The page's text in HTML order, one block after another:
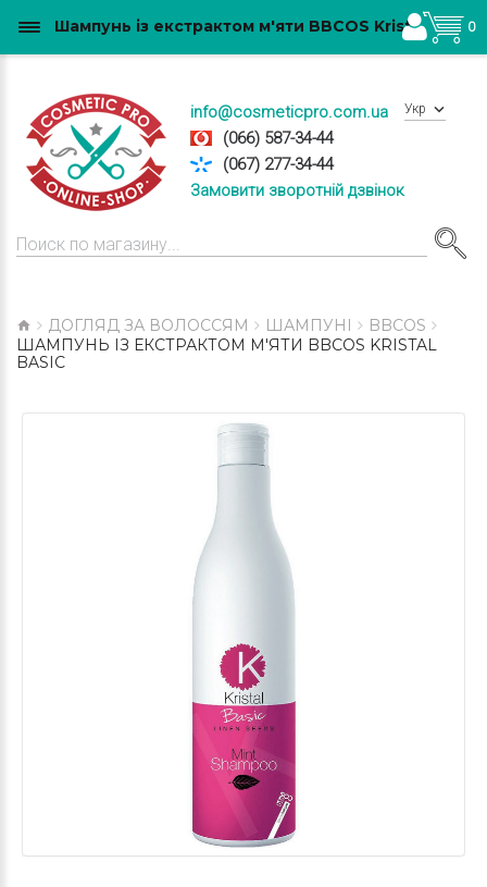
info@cosmeticpro.com.ua
(066) 587-34-44
(067) 277-34-44
Замовити зворотній дзвінок
Укр
0
ДОГЛЯД ЗА ВОЛОССЯМ ШАМПУНІ
BBCOS
ШАМПУНЬ ІЗ ЕКСТРАКТОМ М'ЯТИ BBCOS KRISTAL
BASIC
Шампунь із екстрактом м'яти BBCOS Kristal Basic купити в Україні